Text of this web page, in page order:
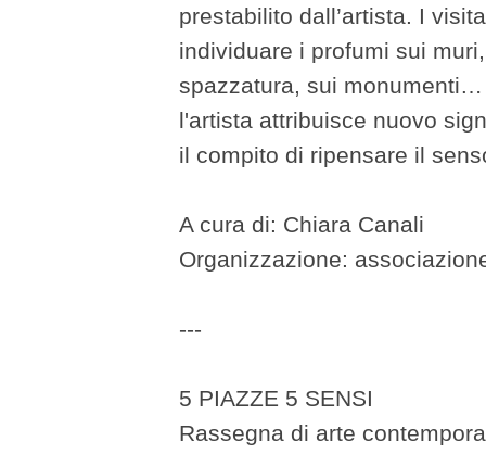
prestabilito dall’artista. I
individuare i profumi sui
spazzatura, sui
l'artista attribuisce nuovo
il compito di ripensare il
A cura di: Chiara Canali
Organizzazione:
---
5 PIAZZE 5 SENSI
Rassegna di arte